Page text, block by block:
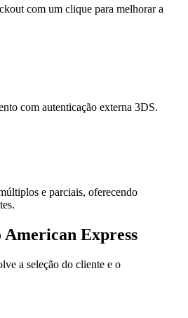
com um clique para melhorar a
com autenticação externa 3DS.
e parciais, oferecendo
American Express
a seleção do cliente e o